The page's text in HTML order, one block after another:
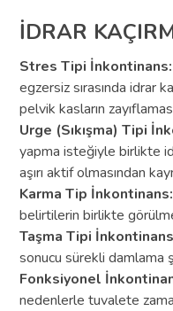
İDRAR
Stres Tipi İnkontinans:
egzersiz sırasında idrar
pelvik kasların
Urge (Sıkışma) Tipi
yapma isteğiyle birlikte
aşırı aktif olmasından
Karma Tip İnkontinans:
belirtilerin birlikte
Taşma Tipi
sonucu sürekli damlama
Fonksiyonel
nedenlerle tuvalete